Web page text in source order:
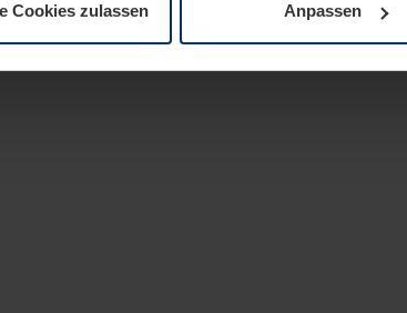
Cookies zulassen Anpassen